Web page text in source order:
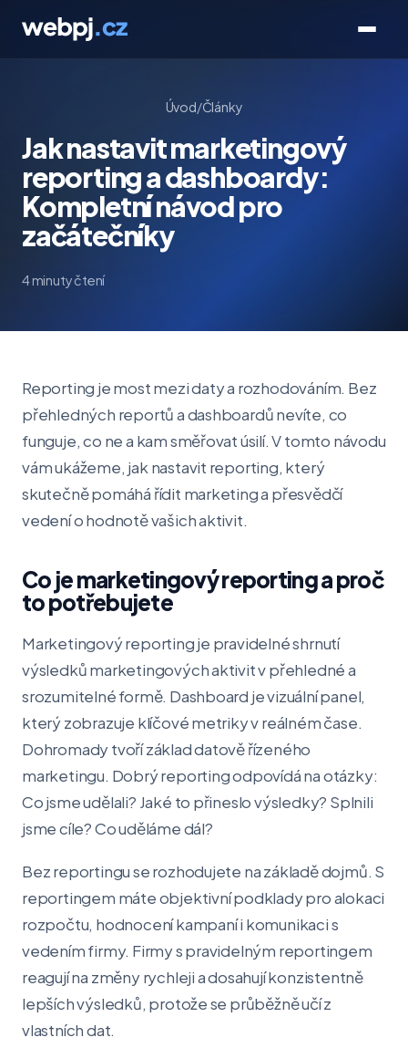
Úvod/Články
Jak nastavit marketingový
reporting a dashboardy:
Kompletní návod pro
začátečníky
4 minuty čtení
Reporting je most mezi daty a rozhodováním. Bez
přehledných reportů a dashboardů nevíte, co
funguje, co ne a kam směřovat úsilí. V tomto návodu
vám ukážeme, jak nastavit reporting, který
skutečně pomáhá řídit marketing a přesvědčí
vedení o hodnotě vašich aktivit.
Co je marketingový reporting a proč
to potřebujete
Marketingový reporting je pravidelné shrnutí
výsledků marketingových aktivit v přehledné a
srozumitelné formě. Dashboard je vizuální panel,
který zobrazuje klíčové metriky v reálném čase.
Dohromady tvoří základ datově řízeného
marketingu. Dobrý reporting odpovídá na otázky:
Co jsme udělali? Jaké to přineslo výsledky? Splnili
jsme cíle? Co uděláme dál?
Bez reportingu se rozhodujete na základě dojmů. S
reportingem máte objektivní podklady pro alokaci
rozpočtu, hodnocení kampaní i komunikaci s
vedením firmy. Firmy s pravidelným reportingem
reagují na změny rychleji a dosahují konzistentně
lepších výsledků, protože se průběžně učí z
vlastních dat.